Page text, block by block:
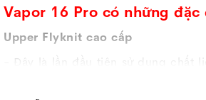
Vapor 16 Pro có những
Upper Flyknit cao cấp
- Đây là lần đầu tiên sử dụng chất